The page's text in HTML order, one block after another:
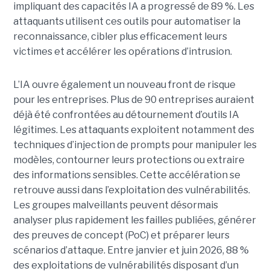
impliquant des capacités IA a progressé de 89 %. Les
attaquants utilisent ces outils pour automatiser la
reconnaissance, cibler plus efficacement leurs
victimes et accélérer les opérations d’intrusion.
L’IA ouvre également un nouveau front de risque
pour les entreprises. Plus de 90 entreprises auraient
déjà été confrontées au détournement d’outils IA
légitimes. Les attaquants exploitent notamment des
techniques d’injection de prompts pour manipuler les
modèles, contourner leurs protections ou extraire
des informations sensibles. Cette accélération se
retrouve aussi dans l’exploitation des vulnérabilités.
Les groupes malveillants peuvent désormais
analyser plus rapidement les failles publiées, générer
des preuves de concept (PoC) et préparer leurs
scénarios d’attaque. Entre janvier et juin 2026, 88 %
des exploitations de vulnérabilités disposant d’un